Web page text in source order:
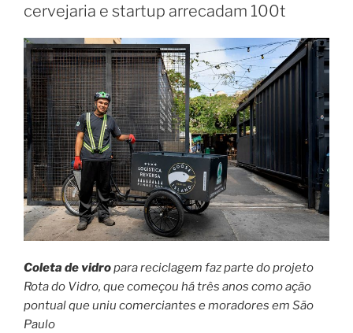
cervejaria e startup arrecadam 100t
Coleta de vidropara reciclagem faz parte do projeto
Rota do Vidro, que começou há três anos como ação
pontual que uniu comerciantes e moradores em São
Paulo